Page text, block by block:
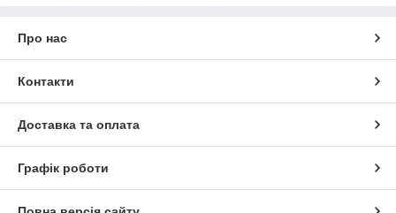
Про нас
Контакти
Доставка та оплата
Графік роботи